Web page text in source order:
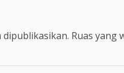
dipublikasikan. Ruas yang